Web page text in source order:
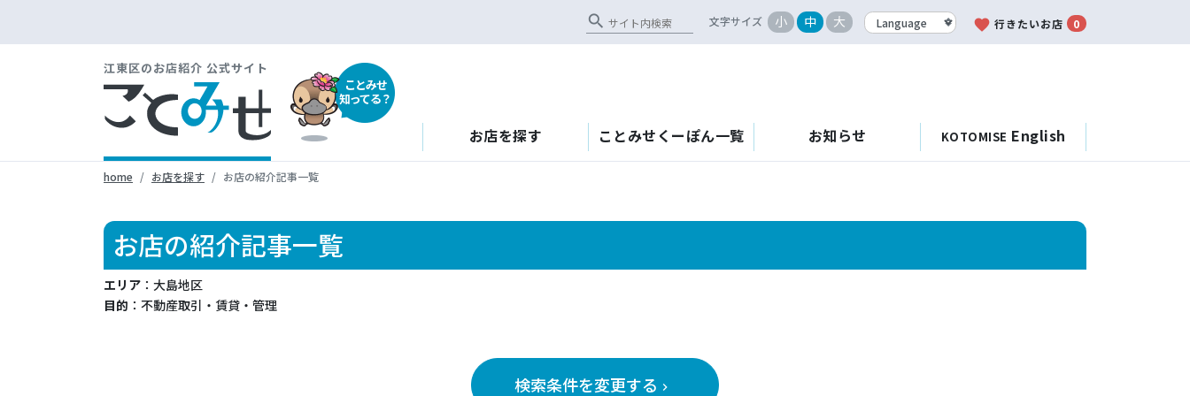
search 文字サイズ 小 中 大 favorite 行きたいお店 0
江東区のお店紹介 公式サイト
ことみせ
知ってる？
お店を探す ことみせくーぽん一覧 お知らせ KOTOMISE English
home お店を探す お店の紹介記事一覧
お店の紹介記事一覧
エリア ：大島地区
目的 ：不動産取引・賃貸・管理
検索条件を変更する keyboard_arrow_right